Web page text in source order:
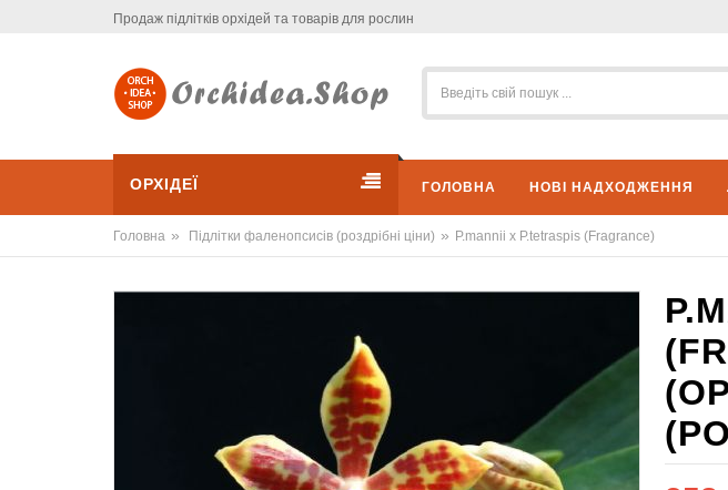
Продаж підлітків орхідей та товарів для рослин
ОРХІДЕЇ ГОЛОВНА НОВІ НАДХОДЖЕННЯ
Головна » Підлітки фаленопсисів (роздрібні ціни) » P.mannii x P.tetraspis (Fragrance)